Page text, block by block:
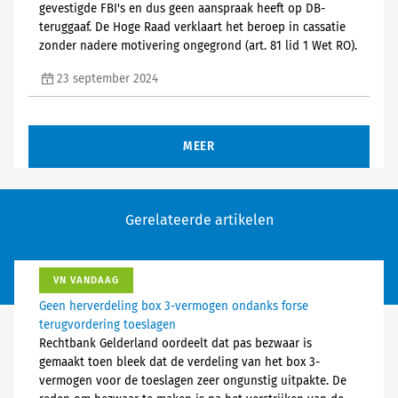
gevestigde FBI's en dus geen aanspraak heeft op DB-
teruggaaf. De Hoge Raad verklaart het beroep in cassatie
zonder nadere motivering ongegrond (art. 81 lid 1 Wet RO).
23 september 2024
MEER
Gerelateerde artikelen
VN VANDAAG
Geen herverdeling box 3-vermogen ondanks forse
terugvordering toeslagen
Rechtbank Gelderland oordeelt dat pas bezwaar is
gemaakt toen bleek dat de verdeling van het box 3-
vermogen voor de toeslagen zeer ongunstig uitpakte. De